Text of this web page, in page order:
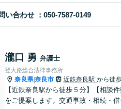
い合わせ
瀧口 勇 弁護士
登大路総合法律事務所
奈良県|奈良市 近鉄奈良駅 から徒
【近鉄奈良駅から徒歩５分】【相談
をご提案します。交通事故・相続・